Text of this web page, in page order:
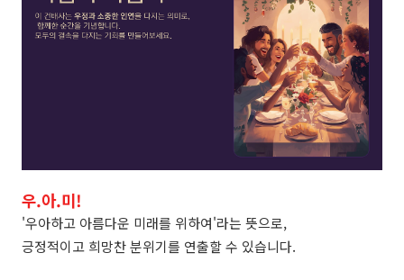
우.아.미!
'우아하고 아름다운 미래를 위하여'라는 뜻으로,
긍정적이고 희망찬 분위기를 연출할 수 있습니다.